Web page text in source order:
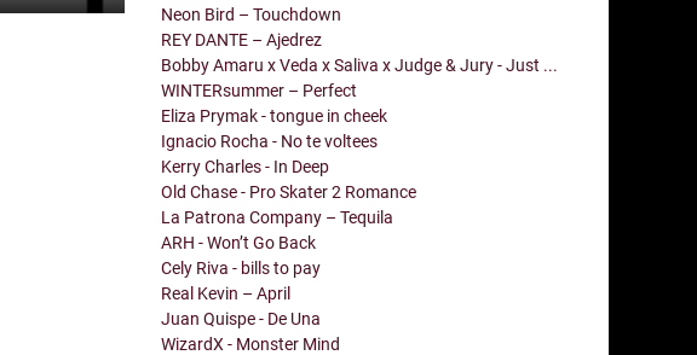
Neon Bird – Touchdown
REY DANTE – Ajedrez
Bobby Amaru x Veda x Saliva x Judge & Jury - Just ...
WINTERsummer – Perfect
Eliza Prymak - tongue in cheek
Ignacio Rocha - No te voltees
Kerry Charles - In Deep
Old Chase - Pro Skater 2 Romance
La Patrona Company – Tequila
ARH - Won’t Go Back
Cely Riva - bills to pay
Real Kevin – April
Juan Quispe - De Una
WizardX - Monster Mind